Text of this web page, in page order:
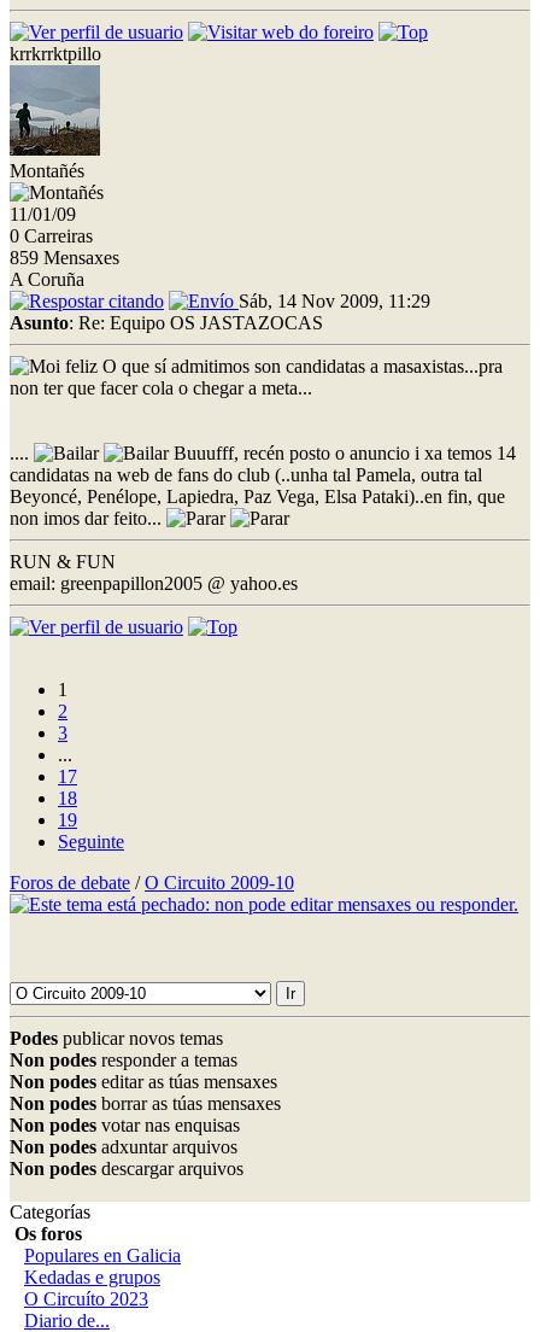
krrkrrktpillo
Montañés
11/01/09
0 Carreiras
859 Mensaxes
A Coruña
Sáb, 14 Nov 2009, 11:29
Asunto: Re: Equipo OS JASTAZOCAS
O que sí admitimos son candidatas a masaxistas...pra
non ter que facer cola o chegar a meta...
....
Buuufff, recén posto o anuncio i xa temos 14
candidatas na web de fans do club (..unha tal Pamela, outra tal
Beyoncé, Penélope, Lapiedra, Paz Vega, Elsa Pataki)..en fin, que
non imos dar feito...
RUN & FUN
email: greenpapillon2005 @ yahoo.es
1
2
3
...
17
18
19
Seguinte
Foros de debate /O Circuito 2009-10
Podes publicar novos temas
Non podes responder a temas
Non podes editar as túas mensaxes
Non podes borrar as túas mensaxes
Non podes votar nas enquisas
Non podes adxuntar arquivos
Non podes descargar arquivos
Categorías
Os foros
Populares en Galicia
Kedadas e grupos
O Circuíto 2023
Diario de...